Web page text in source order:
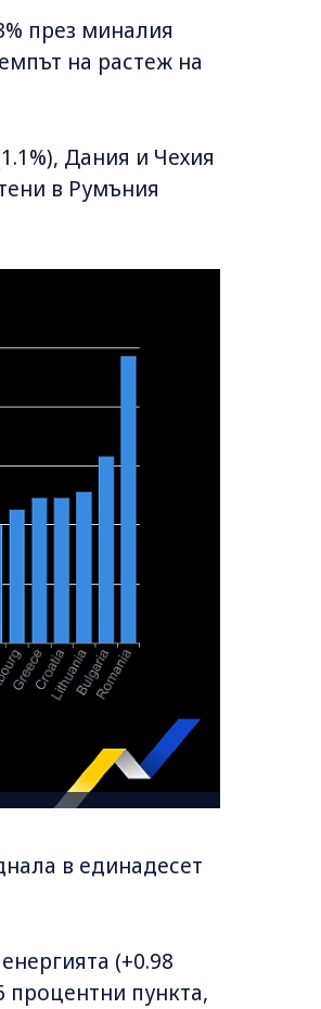
през миналия
на растеж на
Дания и Чехия
в Румъния
в единадесет
(+0.98
процентни пункта,